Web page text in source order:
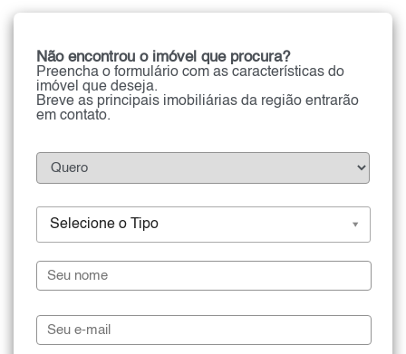
Não encontrou o imóvel que procura?
Preencha o formulário com as características do
imóvel que deseja.
Breve as principais imobiliárias da região entrarão
em contato.
Selecione o Tipo